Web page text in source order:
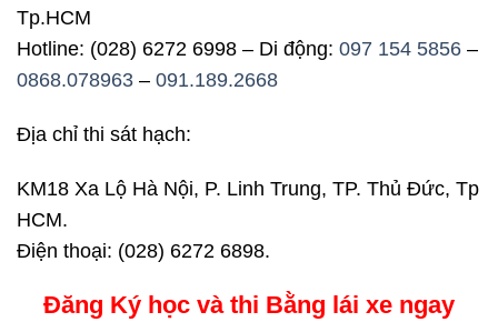
Tp.HCM
Hotline: (028) 6272 6998 – Di động: 097 154 5856 –
0868.078963 – 091.189.2668
Địa chỉ thi sát hạch:
KM18 Xa Lộ Hà Nội, P. Linh Trung, TP. Thủ Đức, Tp
HCM.
Điện thoại: (028) 6272 6898.
Đăng Ký học và thi Bằng lái xe ngay